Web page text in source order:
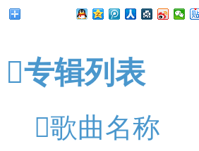
专辑列表
歌曲名称